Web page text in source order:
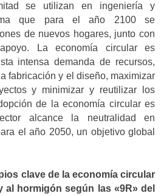
se utilizan en ingeniería y
que para el año 2100 se
de nuevos hogares, junto con
La economía circular es
intensa demanda de recursos,
fabricación y el diseño, maximizar
y minimizar y reutilizar los
de la economía circular es
alcance la neutralidad en
el año 2050, un objetivo global
clave de la economía circular
al hormigón según las «9R» del